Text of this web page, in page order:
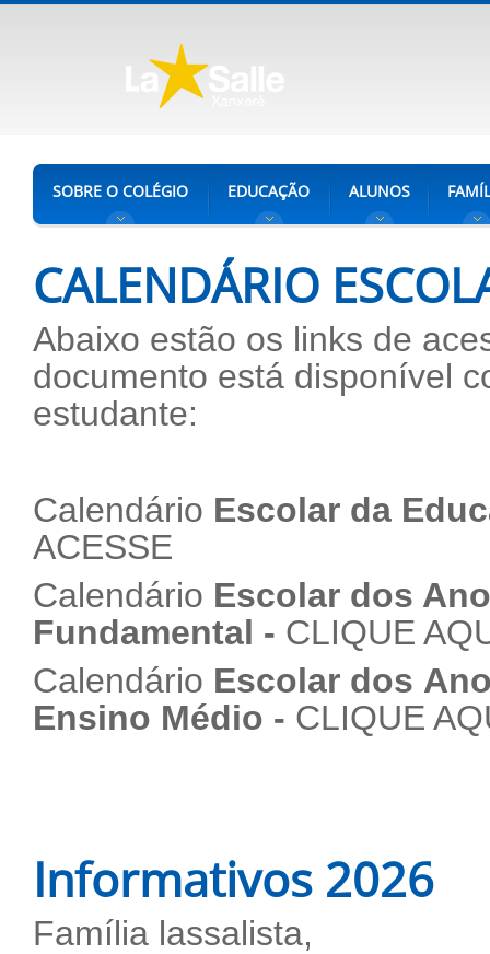
SOBRE O COLÉGIO EDUCAÇÃO ALUNOS
CALENDÁRIO
Abaixo estão os links de
documento está disponível
estudante:
Calendário Escolar da
ACESSE
Calendário Escolar dos
Fundamental - CLIQUE
Calendário Escolar dos
Ensino Médio - CLIQUE
Informativos 2026
Família lassalista,